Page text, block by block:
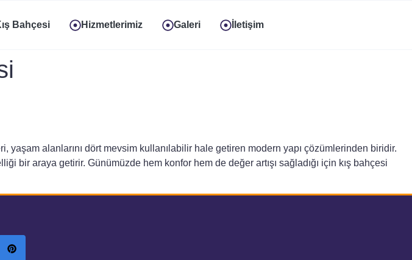
Bahçesi Hizmetlerimiz Galeri İletişim
alanlarını dört mevsim kullanılabilir hale getiren modern yapı çözümlerinden biridir.
araya getirir. Günümüzde hem konfor hem de değer artışı sağladığı için kış bahçesi